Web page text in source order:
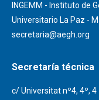
INGEMM - Instituto de
Universitario La Paz -
secretaria@aegh.org
Secretaría técnica
c/ Universitat nº4, 4º, 4